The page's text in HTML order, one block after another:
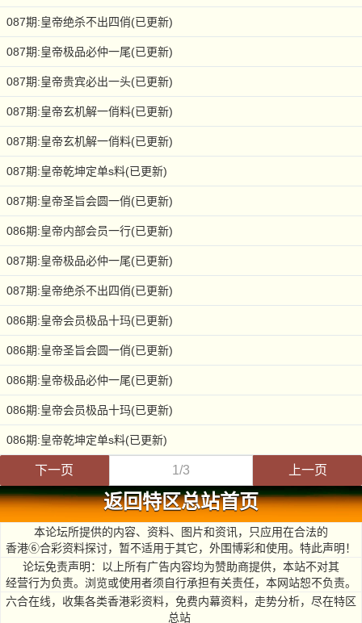
087期:皇帝绝杀不出四俏(已更新)
087期:皇帝极品必仲一尾(已更新)
087期:皇帝贵宾必出一头(已更新)
087期:皇帝玄机解一俏料(已更新)
087期:皇帝玄机解一俏料(已更新)
087期:皇帝乾坤定单s料(已更新)
087期:皇帝圣旨会圆一俏(已更新)
086期:皇帝内部会员一行(已更新)
087期:皇帝极品必仲一尾(已更新)
087期:皇帝绝杀不出四俏(已更新)
086期:皇帝会员极品十玛(已更新)
086期:皇帝圣旨会圆一俏(已更新)
086期:皇帝极品必仲一尾(已更新)
086期:皇帝会员极品十玛(已更新)
086期:皇帝乾坤定单s料(已更新)
下一页 1/3 上一页
返回特区总站首页
本论坛所提供的内容、资料、图片和资讯，只应用在合法的
香港⑥合彩资料探讨，暂不适用于其它，外围博彩和使用。特此声明！
论坛免责声明：以上所有广告内容均为赞助商提供，本站不对其
经营行为负责。浏览或使用者须自行承担有关责任，本网站恕不负责。
六合在线，收集各类香港彩资料，免费内幕资料，走势分析，尽在特区
总站